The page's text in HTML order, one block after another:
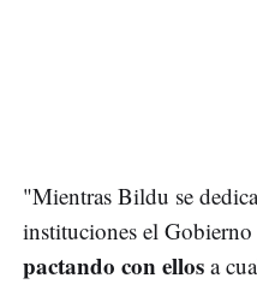
"Mientras Bildu se
instituciones el Gobierno
pactando con ellos a